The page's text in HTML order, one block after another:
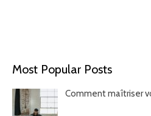
Most Popular Posts
Comment maîtriser